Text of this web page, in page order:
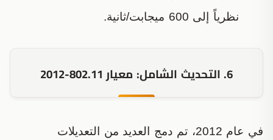
نظرياً إلى 600 ميجابت/ثانية.
6. التحديث الشامل: معيار 802.11-2012
في عام 2012، تم دمج العديد من التعديلات